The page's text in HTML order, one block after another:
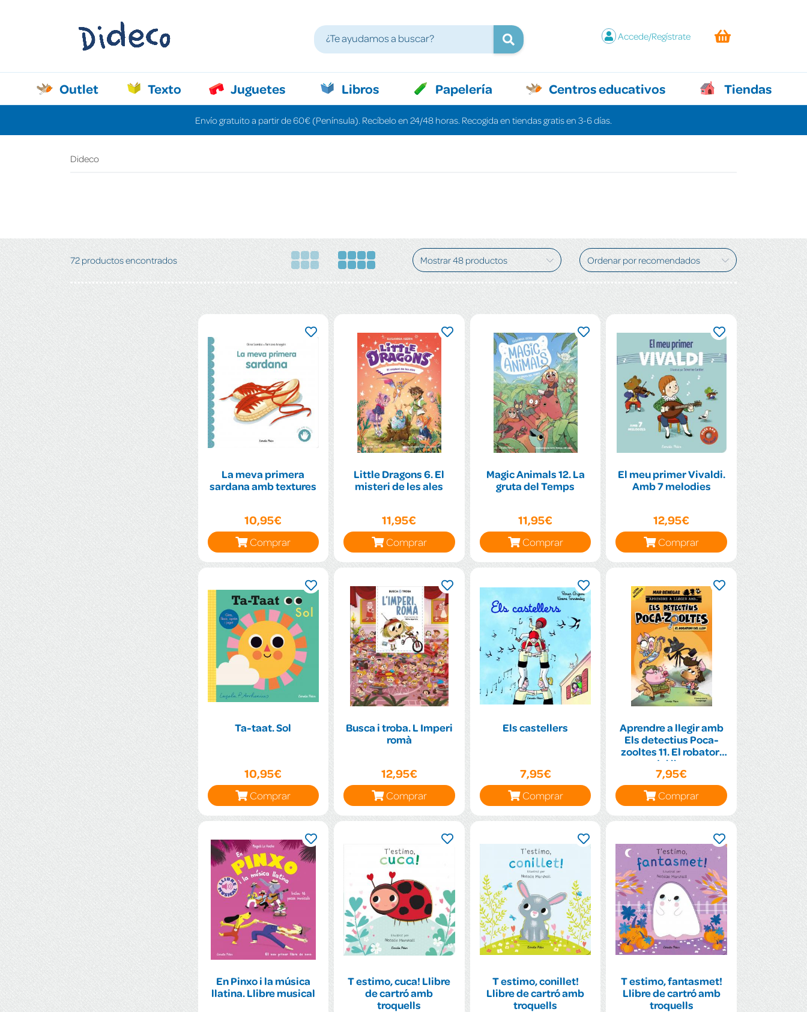
Accede/Regístrate
Outlet Texto Juguetes Libros Papelería Centros educativos Tiendas
Envío gratuito a partir de 60€ (Península). Recíbelo en 24/48 horas. Recogida en tiendas gratis en 3-6 días.
Dideco
72 productos encontrados
La meva primera
sardana amb textures
10,95€
Comprar
Little Dragons 6. El
misteri de les ales
11,95€
Comprar
Magic Animals 12. La
gruta del Temps
11,95€
Comprar
El meu primer Vivaldi.
Amb 7 melodies
12,95€
Comprar
Ta-taat. Sol
10,95€
Comprar
Busca i troba. L Imperi
romà
12,95€
Comprar
Els castellers
7,95€
Comprar
Aprendre a llegir amb
Els detectius Poca-
zooltes 11. El robatori
del llop
7,95€
Comprar
En Pinxo i la música
llatina. Llibre musical
T estimo, cuca! Llibre
de cartró amb
troquells
T estimo, conillet!
Llibre de cartró amb
troquells
T estimo, fantasmet!
Llibre de cartró amb
troquells